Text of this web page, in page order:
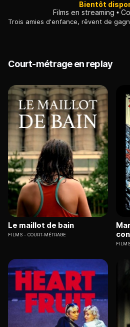
Bientôt
Films en streaming
Court-métrage en replay
Le maillot de bain
FILMS COURT-MÉTRAGE
FILMS